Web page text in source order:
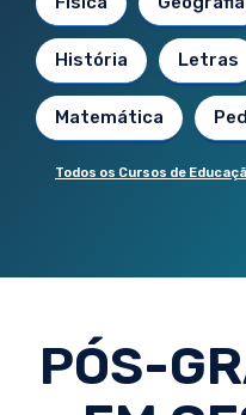
História Letras
Matemática
Todos os Cursos de
PÓS-